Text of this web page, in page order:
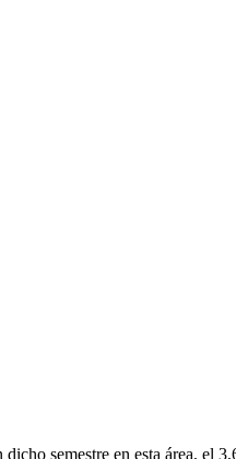
semestre en esta área, el